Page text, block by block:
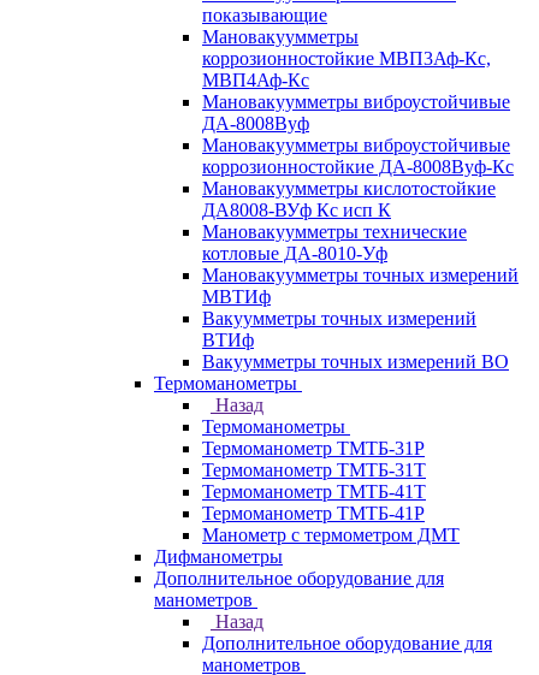
показывающие
Мановакуумметры
коррозионностойкие МВП3Аф-Кс,
МВП4Аф-Кс
Мановакуумметры виброустойчивые
ДА-8008Вуф
Мановакуумметры виброустойчивые
коррозионностойкие ДА-8008Вуф-Кс
Мановакуумметры кислотостойкие
ДА8008-ВУф Кс исп К
Мановакуумметры технические
котловые ДА-8010-Уф
Мановакуумметры точных измерений
МВТИф
Вакуумметры точных измерений
ВТИф
Вакуумметры точных измерений ВО
Термоманометры
Назад
Термоманометры
Термоманометр ТМТБ-31Р
Термоманометр ТМТБ-31Т
Термоманометр ТМТБ-41Т
Термоманометр ТМТБ-41Р
Манометр с термометром ДМТ
Дифманометры
Дополнительное оборудование для
манометров
Назад
Дополнительное оборудование для
манометров